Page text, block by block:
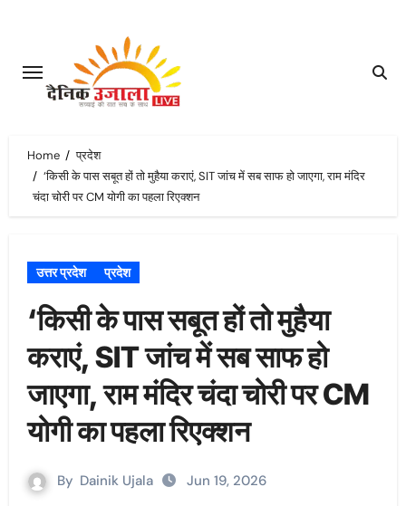
content
Home
प्रदेश
‘किसी के पास सबूत हों तो मुहैया कराएं, SIT जांच में सब साफ हो जाएगा, राम मंदिर
चंदा चोरी पर CM योगी का पहला रिएक्शन
उत्तर प्रदेश प्रदेश
‘किसी के पास सबूत हों तो मुहैया
कराएं, SIT जांच में सब साफ हो
जाएगा, राम मंदिर चंदा चोरी पर CM
योगी का पहला रिएक्शन
By Dainik Ujala Jun 19, 2026